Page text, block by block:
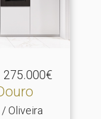
275.000€
Oliveira